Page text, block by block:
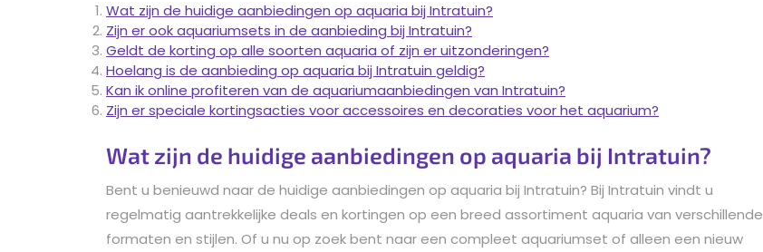
Wat zijn de huidige aanbiedingen op aquaria bij Intratuin?
Zijn er ook aquariumsets in de aanbieding bij Intratuin?
Geldt de korting op alle soorten aquaria of zijn er uitzonderingen?
Hoelang is de aanbieding op aquaria bij Intratuin geldig?
Kan ik online profiteren van de aquariumaanbiedingen van Intratuin?
Zijn er speciale kortingsacties voor accessoires en decoraties voor het aquarium?
Wat zijn de huidige aanbiedingen op aquaria bij Intratuin?
Bent u benieuwd naar de huidige aanbiedingen op aquaria bij Intratuin? Bij Intratuin vindt u
regelmatig aantrekkelijke deals en kortingen op een breed assortiment aquaria van verschillende
formaten en stijlen. Of u nu op zoek bent naar een compleet aquariumset of alleen een nieuw